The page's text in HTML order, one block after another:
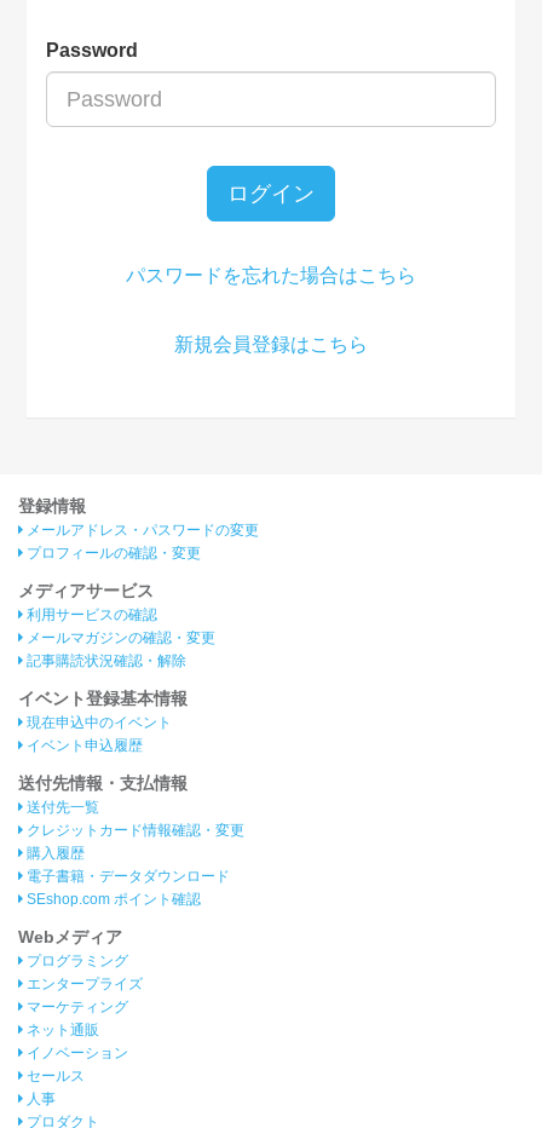
Password
ログイン
パスワードを忘れた場合はこちら
新規会員登録はこちら
登録情報
メールアドレス・パスワードの変更
プロフィールの確認・変更
メディアサービス
利用サービスの確認
メールマガジンの確認・変更
記事購読状況確認・解除
イベント登録基本情報
現在申込中のイベント
イベント申込履歴
送付先情報・支払情報
送付先一覧
クレジットカード情報確認・変更
購入履歴
電子書籍・データダウンロード
SEshop.com ポイント確認
Webメディア
プログラミング
エンタープライズ
マーケティング
ネット通販
イノベーション
セールス
人事
プロダクト